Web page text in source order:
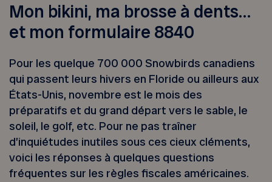
Mon bikini, ma brosse à dents…
et mon formulaire 8840
Pour les quelque 700 000 Snowbirds canadiens
qui passent leurs hivers en Floride ou ailleurs aux
États-Unis, novembre est le mois des
préparatifs et du grand départ vers le sable, le
soleil, le golf, etc. Pour ne pas traîner
d’inquiétudes inutiles sous ces cieux cléments,
voici les réponses à quelques questions
fréquentes sur les règles fiscales américaines.